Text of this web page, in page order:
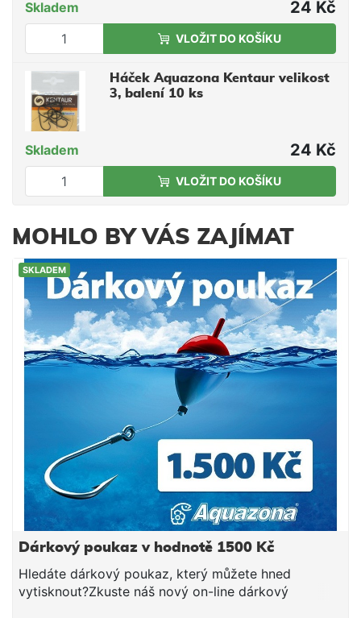
Skladem 24 Kč
VLOŽIT DO KOŠÍKU
Háček Aquazona Kentaur velikost
3, balení 10 ks
Skladem 24 Kč
VLOŽIT DO KOŠÍKU
MOHLO BY VÁS ZAJÍMAT
SKLADEM
Dárkový poukaz v hodnotě 1500 Kč
Hledáte dárkový poukaz, který můžete hned
vytisknout?Zkuste náš nový on-line dárkový